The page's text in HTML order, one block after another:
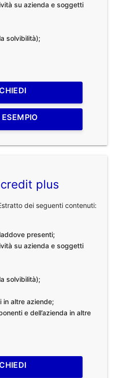
su azienda e soggetti
solvibilità);
plus
dei seguenti contenuti:
presenti;
su azienda e soggetti
solvibilità);
in altre aziende;
e dell’azienda in altre